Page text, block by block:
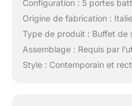
Configuration : 5 portes
Origine de fabrication : Italie
Type de produit : Buffet de
Assemblage : Requis par
Style : Contemporain et